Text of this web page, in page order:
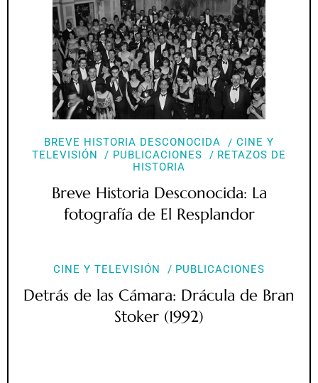
BREVE HISTORIA DESCONOCIDA
CINE Y
TELEVISIÓN
PUBLICACIONES
RETAZOS DE
HISTORIA
Breve Historia Desconocida: La
fotografía de El Resplandor
CINE Y TELEVISIÓN PUBLICACIONES
Detrás de las Cámara: Drácula de Bran
Stoker (1992)